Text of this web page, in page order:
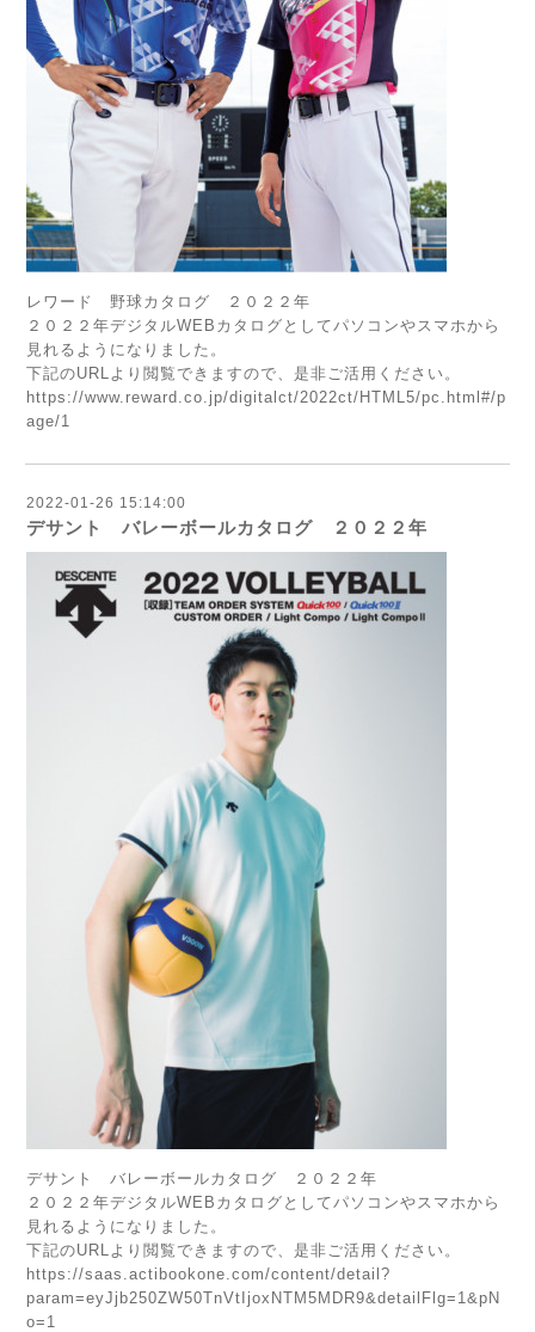
レワード 野球カタログ ２０２２年
２０２２年デジタルWEBカタログとしてパソコンやスマホから
見れるようになりました。
下記のURLより閲覧できますので、是非ご活用ください。
https://www.reward.co.jp/digitalct/2022ct/HTML5/pc.html#/p
age/1
2022-01-26 15:14:00
デサント バレーボールカタログ ２０２２年
デサント バレーボールカタログ ２０２２年
２０２２年デジタルWEBカタログとしてパソコンやスマホから
見れるようになりました。
下記のURLより閲覧できますので、是非ご活用ください。
https://saas.actibookone.com/content/detail?
param=eyJjb250ZW50TnVtIjoxNTM5MDR9&detailFlg=1&pN
o=1